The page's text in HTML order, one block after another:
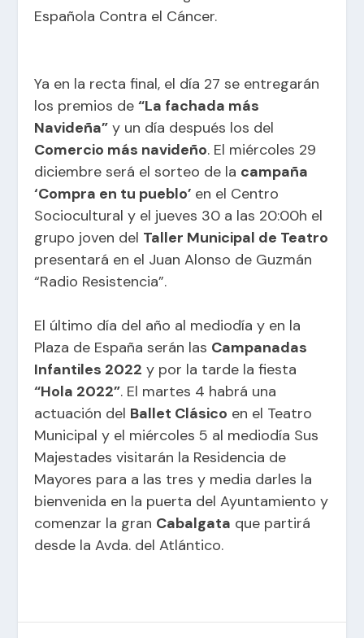
Española Contra el Cáncer.
Ya en la recta final, el día 27 se entregarán
los premios de“La fachada más
Navideña” y un día después los del
Comercio más navideño. El miércoles 29
diciembre será el sorteo de la campaña
‘Compra en tu pueblo’ en el Centro
Sociocultural y el jueves 30 a las 20:00h el
grupo joven del Taller Municipal de Teatro
presentará en el Juan Alonso de Guzmán
“Radio Resistencia”.
El último día del año al mediodía y en la
Plaza de España serán las Campanadas
Infantiles 2022 y por la tarde la fiesta
“Hola 2022”. El martes 4 habrá una
actuación del Ballet Clásico en el Teatro
Municipal y el miércoles 5 al mediodía Sus
Majestades visitarán la Residencia de
Mayores para a las tres y media darles la
bienvenida en la puerta del Ayuntamiento y
comenzar la gran Cabalgata que partirá
desde la Avda. del Atlántico.